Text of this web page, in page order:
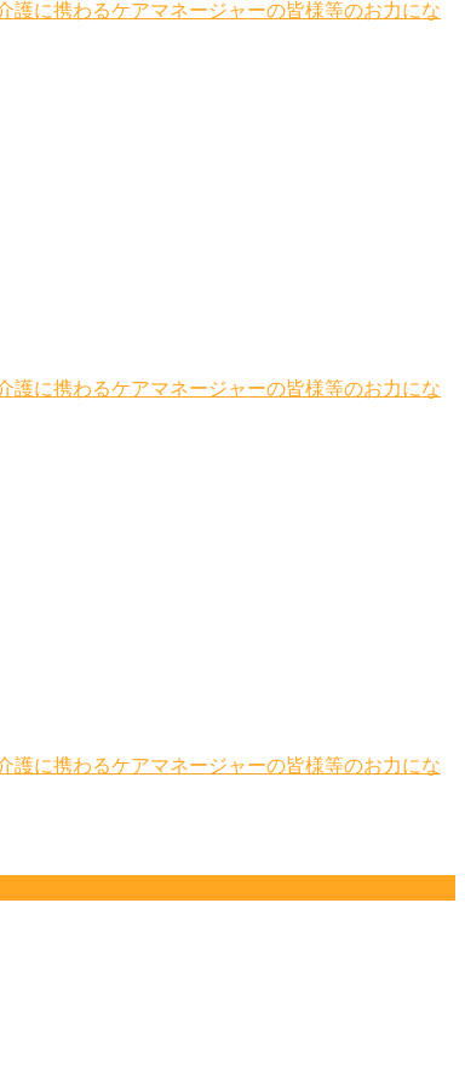
護に携わるケアマネージャーの皆様等のお力にな
護に携わるケアマネージャーの皆様等のお力にな
護に携わるケアマネージャーの皆様等のお力にな